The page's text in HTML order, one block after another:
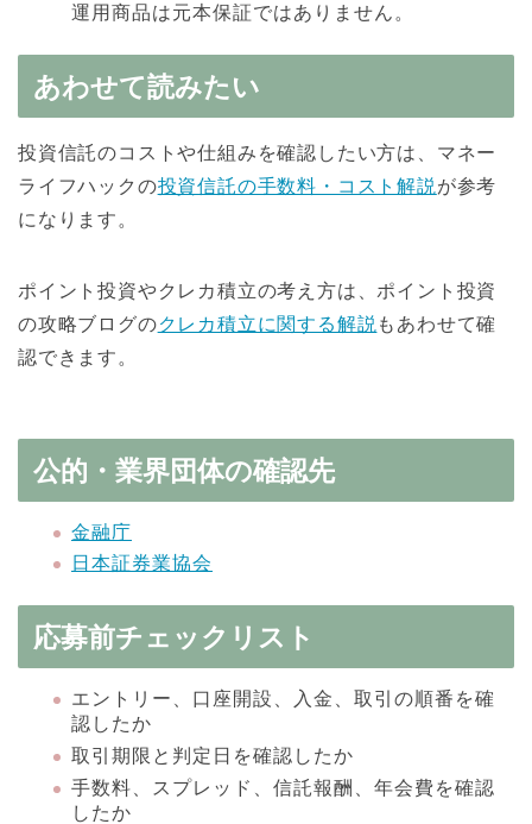
運用商品は元本保証ではありません。
あわせて読みたい
投資信託のコストや仕組みを確認したい方は、マネー
ライフハックの投資信託の手数料・コスト解説 が参考
になります。
ポイント投資やクレカ積立の考え方は、ポイント投資
の攻略ブログのクレカ積立に関する解説 もあわせて確
認できます。
公的・業界団体の確認先
金融庁
日本証券業協会
応募前チェックリスト
エントリー、口座開設、入金、取引の順番を確
認したか
取引期限と判定日を確認したか
手数料、スプレッド、信託報酬、年会費を確認
したか